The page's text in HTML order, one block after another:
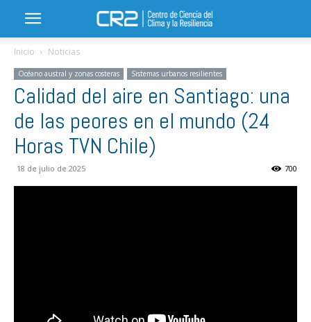
Inicio Noticias
Océano austral y zonas costeras Sistemas urbanos resilientes
Calidad del aire en Santiago: una
de las peores en el mundo (24
Horas TVN Chile)
18 de julio de 2025 700